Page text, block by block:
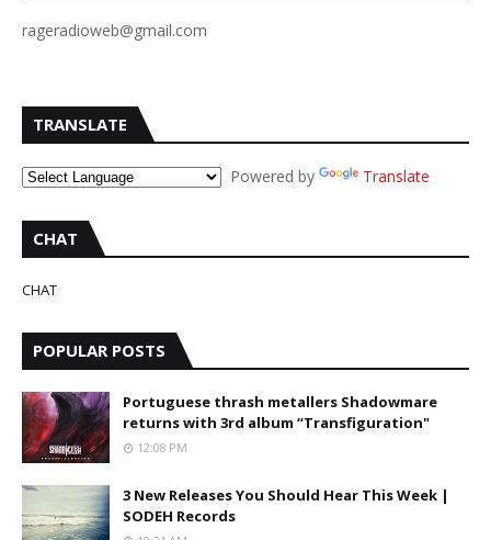
rageradioweb@gmail.com
TRANSLATE
Powered by Translate
CHAT
CHAT
POPULAR POSTS
Portuguese thrash metallers Shadowmare
returns with 3rd album “Transfiguration"
12:08 PM
3 New Releases You Should Hear This Week |
SODEH Records